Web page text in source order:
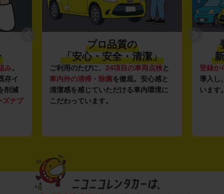
み。
存イ
削減
ズナブ
プロ品質の
「安心・安全・清潔」
ご利用のたびに、 24項目の車両点検と
車内外の清掃・除菌を徹底。安心感と
清潔感を感じていただける車内環境に
こだわっています。
登録か
導入し
います